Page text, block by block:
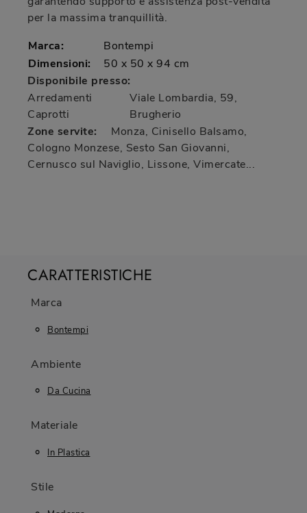
per la massima tranquillità.
Marca:
Bontempi
Dimensioni:
50 x 50 x 94 cm
Disponibile presso:
Arredamenti
Caprotti
Viale Lombardia, 59,
Brugherio
Zone servite:
Monza, Cinisello Balsamo,
Cologno Monzese, Sesto San Giovanni,
Cernusco sul Naviglio, Lissone, Vimercate...
CARATTERISTICHE
Marca
Bontempi
Ambiente
Da Cucina
Materiale
In Plastica
Stile